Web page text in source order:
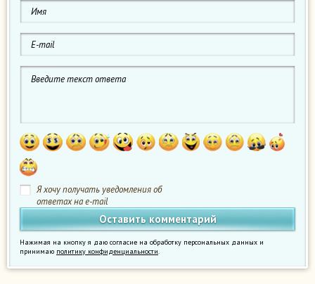
Я хочу получать уведомления об
ответах на e-mail
Нажимая на кнопку я даю согласие на обработку персональных данных и
принимаю политику конфиденциальности.